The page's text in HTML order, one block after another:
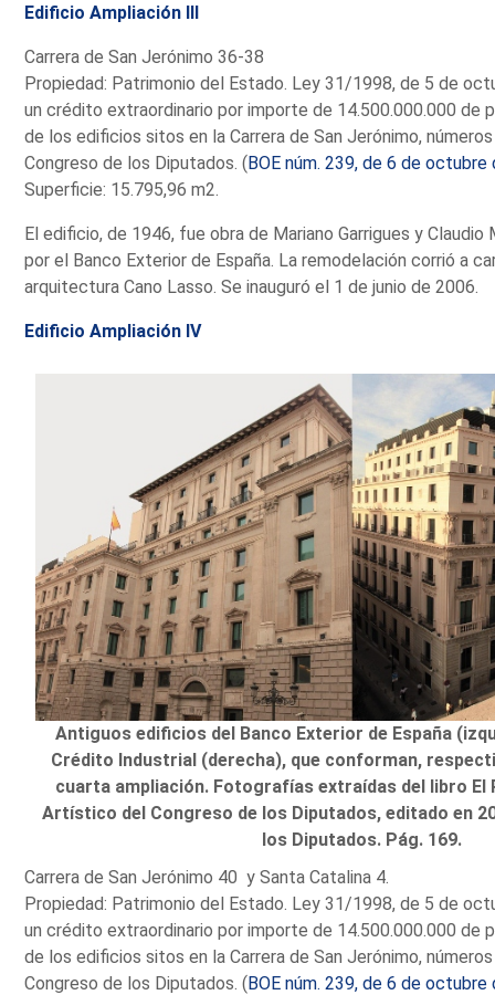
Edificio Ampliación III
Carrera de San Jerónimo 36-38
Propiedad: Patrimonio del Estado. Ley 31/1998, de 5 de
un crédito extraordinario por importe de 14.500.000.000 de
de los edificios sitos en la Carrera de San Jerónimo,
Congreso de los Diputados. (BOE núm. 239, de 6 de octubre
Superficie: 15.795,96 m2.
El edificio, de 1946, fue obra de Mariano Garrigues y
por el Banco Exterior de España. La remodelación corrió a
arquitectura Cano Lasso. Se inauguró el 1 de junio de 2006.
Edificio Ampliación IV
Antiguos edificios del Banco Exterior de España
Crédito Industrial (derecha), que conforman,
cuarta ampliación. Fotografías extraídas del libro
Artístico del Congreso de los Diputados, editado en
los Diputados. Pág. 169.
Carrera de San Jerónimo 40 y Santa Catalina 4.
Propiedad: Patrimonio del Estado. Ley 31/1998, de 5 de
un crédito extraordinario por importe de 14.500.000.000 de
de los edificios sitos en la Carrera de San Jerónimo,
Congreso de los Diputados. (BOE núm. 239, de 6 de octubre